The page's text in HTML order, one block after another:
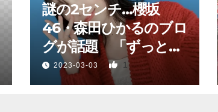
謎の2センチ…櫻坂
46・森田ひかるのブロ
グが話題 「ずっと願
っていた、あれか？」
2023-03-03 1